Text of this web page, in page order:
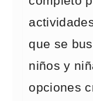
que se
niños y
opciones